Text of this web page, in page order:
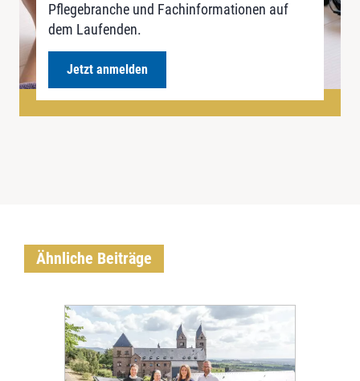
Pflegebranche und Fachinformationen auf
dem Laufenden.
Jetzt anmelden
Ähnliche Beiträge